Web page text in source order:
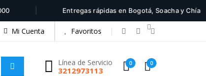
Entregas rápidas en Bogotá, Soacha y Chía
Mi Cuenta Favoritos
Línea de Servicio
3212973113
0 0